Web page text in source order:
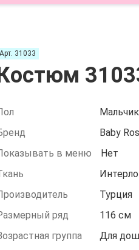
Арт. 31033
Мальчик
Baby
в меню
Нет
Турция
ряд
116 см
группа
Для